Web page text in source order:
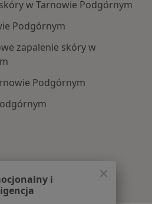
w Tarnowie Podgórnym
Podgórnym
zapalenie skóry w
Podgórnym
i